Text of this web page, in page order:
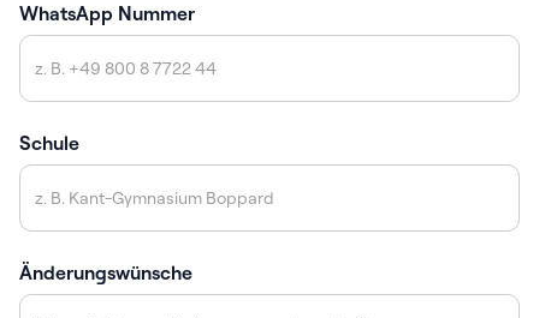
WhatsApp Nummer
Schule
Änderungswünsche